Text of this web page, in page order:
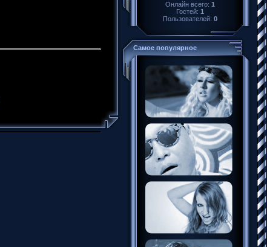
Онлайн всего: 1
Гостей: 1
Пользователей: 0
Самое популярное